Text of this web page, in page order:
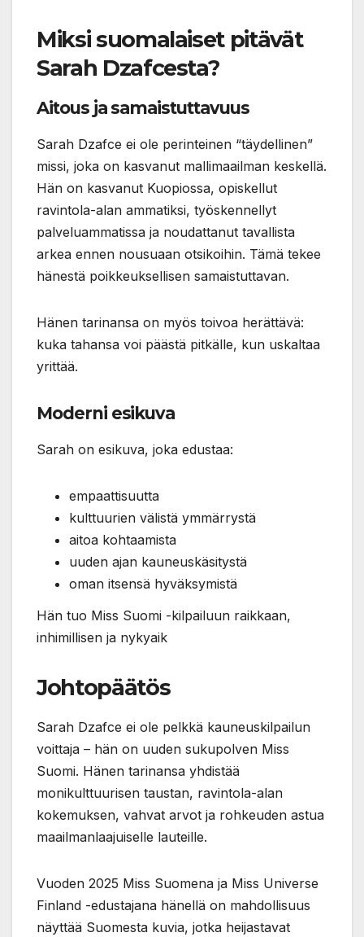
Miksi suomalaiset pitävät
Sarah Dzafcesta?
Aitous ja samaistuttavuus
Sarah Dzafce ei ole perinteinen “täydellinen”
missi, joka on kasvanut mallimaailman keskellä.
Hän on kasvanut Kuopiossa, opiskellut
ravintola-alan ammatiksi, työskennellyt
palveluammatissa ja noudattanut tavallista
arkea ennen nousuaan otsikoihin. Tämä tekee
hänestä poikkeuksellisen samaistuttavan.
Hänen tarinansa on myös toivoa herättävä:
kuka tahansa voi päästä pitkälle, kun uskaltaa
yrittää.
Moderni esikuva
Sarah on esikuva, joka edustaa:
empaattisuutta
kulttuurien välistä ymmärrystä
aitoa kohtaamista
uuden ajan kauneuskäsitystä
oman itsensä hyväksymistä
Hän tuo Miss Suomi -kilpailuun raikkaan,
inhimillisen ja nykyaik
Johtopäätös
Sarah Dzafce ei ole pelkkä kauneuskilpailun
voittaja – hän on uuden sukupolven Miss
Suomi. Hänen tarinansa yhdistää
monikulttuurisen taustan, ravintola-alan
kokemuksen, vahvat arvot ja rohkeuden astua
maailmanlaajuiselle lauteille.
Vuoden 2025 Miss Suomena ja Miss Universe
Finland -edustajana hänellä on mahdollisuus
näyttää Suomesta kuvia, jotka heijastavat